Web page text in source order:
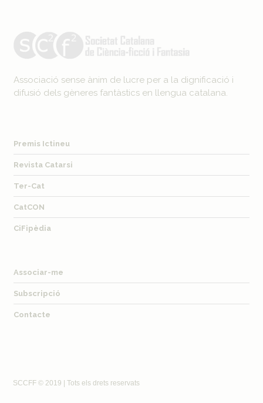
Associació sense ànim de lucre per a la dignificació i
difusió dels gèneres fantàstics en llengua catalana.
Premis Ictineu
Revista Catarsi
Ter-Cat
CatCON
CiFipèdia
Associar-me
Subscripció
Contacte
SCCFF © 2019 | Tots els drets reservats